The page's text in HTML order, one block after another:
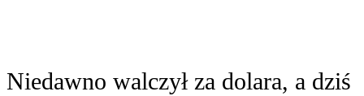
Niedawno walczył za dolara, a dziś